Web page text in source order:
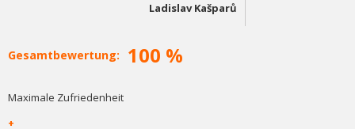
Ladislav Kašparů
Gesamtbewertung: 100 %
Maximale Zufriedenheit
+